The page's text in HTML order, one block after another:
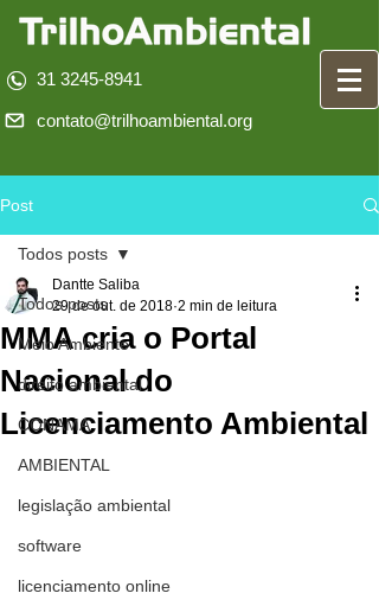
31 3245-8941
contato@trilhoambiental.org
Post
Todos posts
Meio Ambiente
direito ambiental
CONAMA
AMBIENTAL
legislação ambiental
software
licenciamento online
Todos posts
MMA cria o Portal
Nacional do
Licenciamento Ambiental
Dantte Saliba
29 de out. de 2018 2 min de leitura